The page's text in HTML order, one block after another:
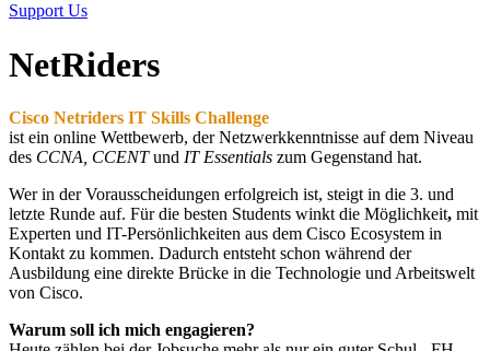
Support Us
NetRiders
Cisco Netriders IT Skills Challenge
ist ein online Wettbewerb, der Netzwerkkenntnisse auf dem Niveau
des CCNA, CCENTund IT Essentials zum Gegenstand hat.
Wer in der Vorausscheidungen erfolgreich ist, steigt in die 3. und
letzte Runde auf. Für die besten Students winkt die Möglichkeit, mit
Experten und IT-Persönlichkeiten aus dem Cisco Ecosystem in
Kontakt zu kommen. Dadurch entsteht schon während der
Ausbildung eine direkte Brücke in die Technologie und Arbeitswelt
von Cisco.
Warum soll ich mich engagieren?